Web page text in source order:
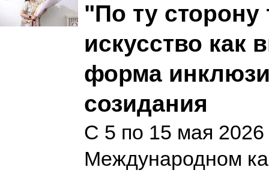
"По ту
искусство как
форма
созидания
С 5 по 15 мая 2026
Международном